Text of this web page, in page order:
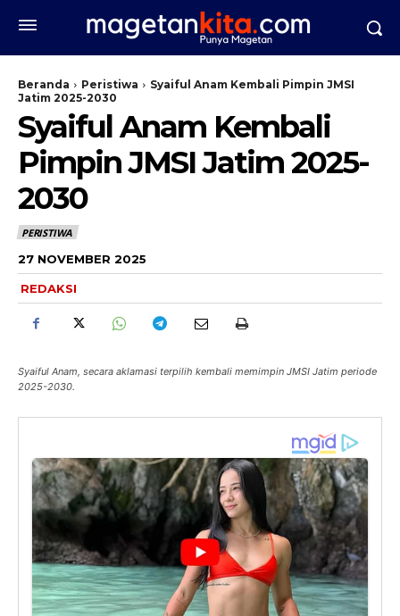
Beranda Peristiwa
Syaiful Anam Kembali Pimpin JMSI
Jatim 2025-2030
Syaiful Anam Kembali
Pimpin JMSI Jatim 2025-
2030
PERISTIWA
27 NOVEMBER 2025
REDAKSI
Syaiful Anam, secara aklamasi terpilih kembali memimpin JMSI Jatim periode
2025-2030.